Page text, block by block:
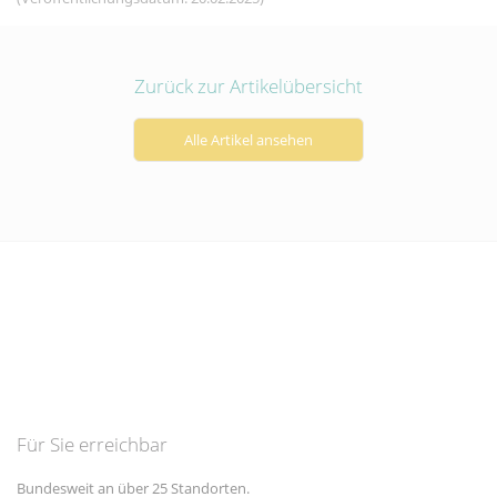
Zurück zur Artikelübersicht
Alle Artikel ansehen
Für Sie erreichbar
Bundesweit an über 25 Standorten.